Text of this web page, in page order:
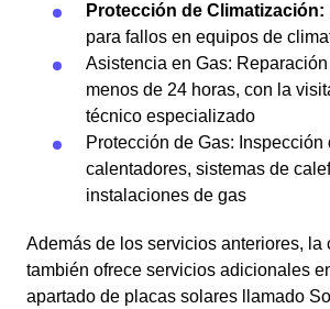
Protección de Climatización:
para fallos en equipos de
Asistencia en Gas:
menos de 24 horas, con la
técnico especializado
Protección de Gas: Inspección
calentadores, sistemas de
instalaciones de gas
Además de los servicios anteriores, la
también ofrece servicios adicionales
apartado de placas solares llamado